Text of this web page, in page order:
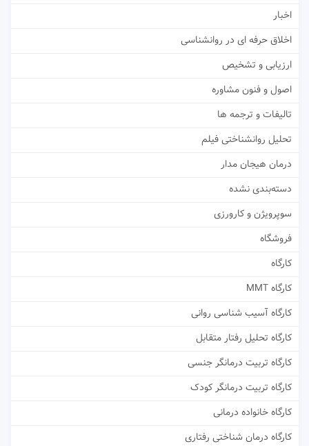
اخبار
اخلاق حرفه ای در روانشناسی
ارزیابی و تشخیص
اصول و فنون مشاوره
تالیفات و ترجمه ها
تحلیل روانشناختی فیلم
درمان هیجان مدار
دسته‌بندی نشده
سوپرویژن و کارورزی
فروشگاه
کارگاه
کارگاه MMT
کارگاه آسیب شناسی روانی
کارگاه تحلیل رفتار متقابل
کارگاه تربیت درمانگر جنسی
کارگاه تربیت درمانگر کودک
کارگاه خانواده درمانی
کارگاه درمان شناختی رفتاری